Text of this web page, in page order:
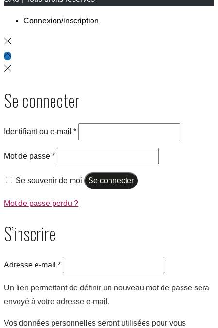
Connexion/inscription
Se connecter
Identifiant ou e-mail *
Mot de passe *
Se souvenir de moi Se connecter
Mot de passe perdu ?
S’inscrire
Adresse e-mail *
Un lien permettant de définir un nouveau mot de passe sera
envoyé à votre adresse e-mail.
Vos données personnelles seront utilisées pour vous